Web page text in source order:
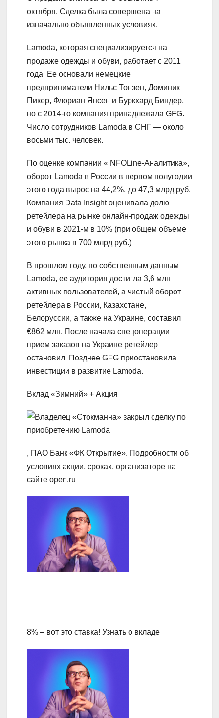
октября. Сделка была совершена на
изначально объявленных условиях.
Lamoda, которая специализируется на
продаже одежды и обуви, работает с 2011
года. Ее основали немецкие
предприниматели Нильс Тонзен, Доминик
Пикер, Флориан Янсен и Буркхард Биндер,
но с 2014-го компания принадлежала GFG.
Число сотрудников Lamoda в СНГ — около
восьми тыс. человек.
По оценке компании «INFOLine-Аналитика»,
оборот Lamoda в России в первом полугодии
этого года вырос на 44,2%, до 47,3 млрд руб.
Компания Data Insight оценивала долю
ретейлера на рынке онлайн-продаж одежды
и обуви в 2021-м в 10% (при общем объеме
этого рынка в 700 млрд руб.)
В прошлом году, по собственным данным
Lamoda, ее аудитория достигла 3,6 млн
активных пользователей, а чистый оборот
ретейлера в России, Казахстане,
Белоруссии, а также на Украине, составил
€862 млн. После начала спецоперации
прием заказов на Украине ретейлер
остановил. Позднее GFG приостановила
инвестиции в развитие Lamoda.
Вклад «Зимний» + Акция
, ПАО Банк «ФК Открытие». Подробности об
условиях акции, сроках, организаторе на
сайте open.ru
8% – вот это ставка! Узнать о вкладе